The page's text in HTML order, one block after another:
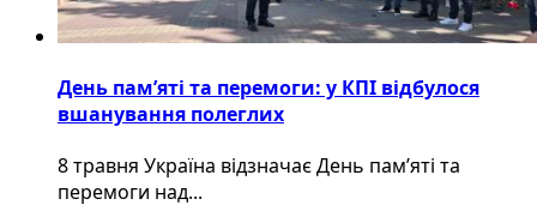
День пам’яті та перемоги: у КПІ відбулося
вшанування полеглих
8 травня Україна відзначає День пам’яті та
перемоги над...